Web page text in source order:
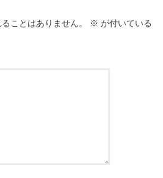
ことはありません。 ※ が付いている